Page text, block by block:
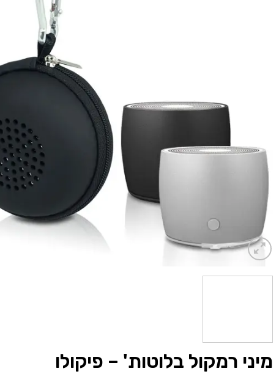
מיני רמקול בלוטות' – פיקולו